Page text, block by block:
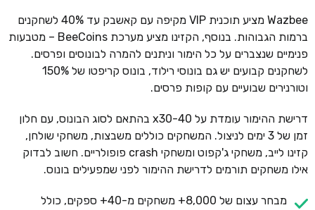
Wazbee מציע תוכנית VIP מקיפה עם קאשבק עד 40% לשחקנים
ברמות הגבוהות. בנוסף, הקזינו מציע מערכת BeeCoins – מטבעות
פנימיים שנצברים על כל הימור וניתנים להמרה לבונוסים ופרסים.
לשחקנים קבועים יש גם בונוסי רילוד, בונוס קריפטו של 150%
וטורנירים שבועיים עם קופות פרסים.
דרישת ההימור עומדת על x30-40 בהתאם לסוג הבונוס, עם חלון
זמן של 3 ימים לניצול. המשחקים כוללים משבצות, משחקי שולחן,
קזינו לייב, משחקי ג'קפוט ומשחקי crash פופולריים. חשוב לבדוק
אילו משחקים תורמים לדרישת ההימור לפני שמפעילים בונוס.
מבחר עצום של 8,000+ משחקים מ-40+ ספקים, כולל